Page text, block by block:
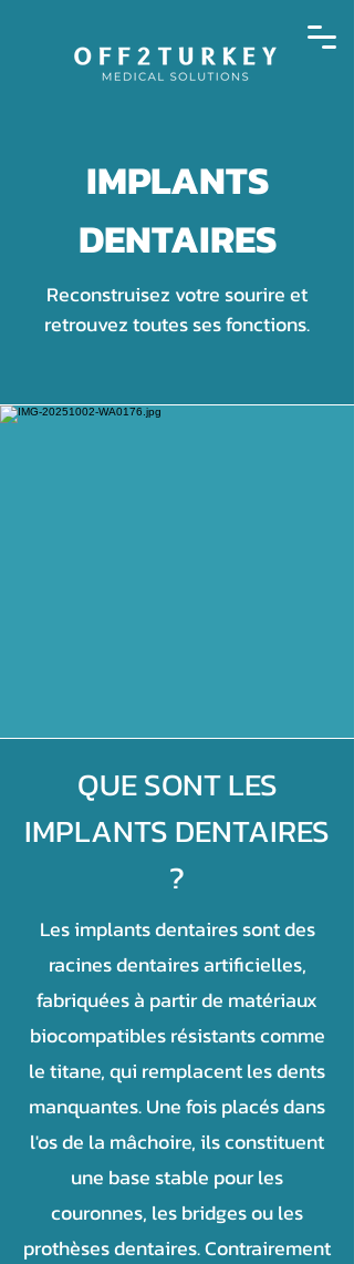
IMPLANTS
DENTAIRES
Reconstruisez votre sourire et
retrouvez toutes ses fonctions.
QUE SONT LES
IMPLANTS DENTAIRES
?
Les implants dentaires sont des
racines dentaires artificielles,
fabriquées à partir de matériaux
biocompatibles résistants comme
le titane, qui remplacent les dents
manquantes. Une fois placés dans
l'os de la mâchoire, ils constituent
une base stable pour les
couronnes, les bridges ou les
prothèses dentaires. Contrairement